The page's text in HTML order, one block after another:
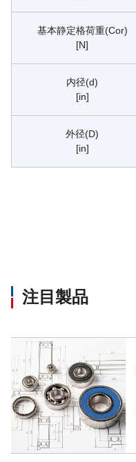
基本静定格荷重(Cor)
[N]
内径(d)
[in]
外径(D)
[in]
注目製品